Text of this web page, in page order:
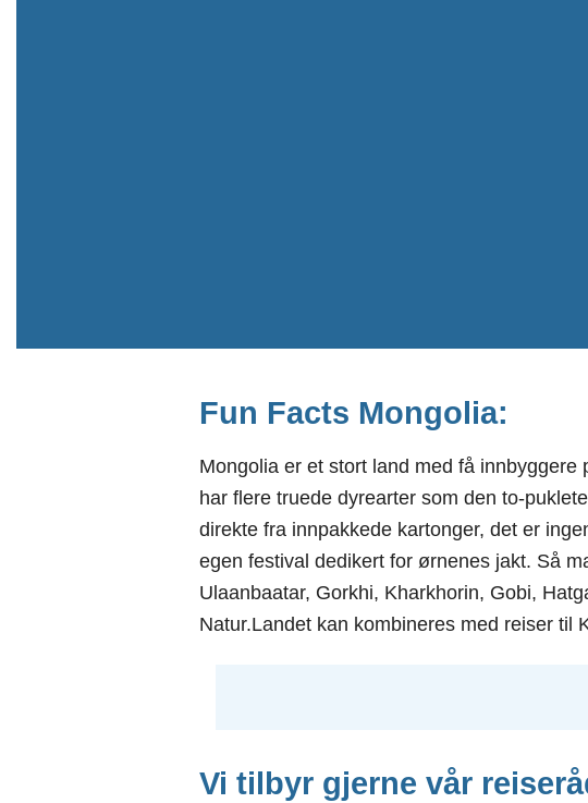
Fun Facts Mongolia:
Mongolia er et stort land med få
har flere truede dyrearter som den to-
direkte fra innpakkede kartonger, det er
egen festival dedikert for ørnenes jakt. Så
Ulaanbaatar, Gorkhi, Kharkhorin, Gobi,
Natur.Landet kan kombineres med reiser til
Vi tilbyr gjerne vår